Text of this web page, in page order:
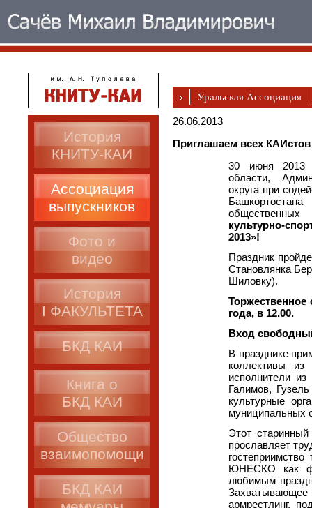
Уральская Ассоциация
История
КНИТУ-КАИ
Ассоциация
выпускников
Фото и
видео
История
I ФАКУЛЬТЕТА
БКД КАИ
Книга о
БКД КАИ
Общество
взаимопомощи
БКД КАИ
26.06.2013
Приглашаем всех
30 июня 2013
области,
округа при
культурно-
2013»!
Праздник
Становлянка
Шиловку).
Торжественное
года, в 12.00.
Вход
В празднике
коллективы из
исполнители
Галимов,
культурные
муниципальных
Этот
прославляет
ЮНЕСКО как
любимым
армрестлинг,